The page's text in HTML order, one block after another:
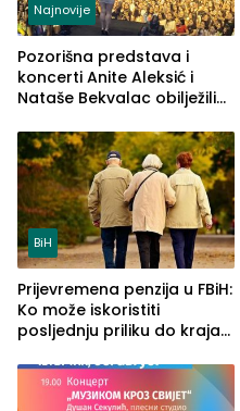
Najnovije
Pozorišna predstava i
koncerti Anite Aleksić i
Nataše Bekvalac obilježili
ljeta (FOTO)
BiH
Prijevremena penzija u FBiH:
Ko može iskoristiti
posljednju priliku do kraja